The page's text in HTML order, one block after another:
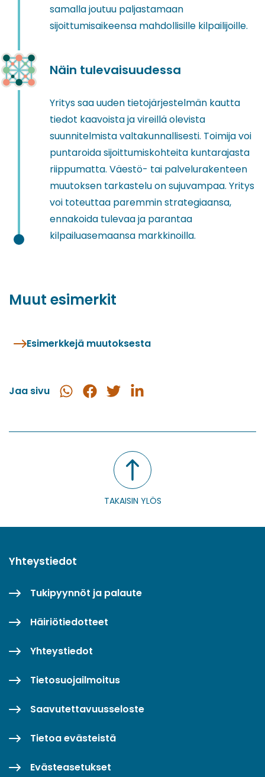
samalla joutuu paljastamaan
sijoittumisaikeensa mahdollisille kilpailijoille.
Näin tulevaisuudessa
Yritys saa uuden tietojärjestelmän kautta
tiedot kaavoista ja vireillä olevista
suunnitelmista valtakunnallisesti. Toimija voi
puntaroida sijoittumiskohteita kuntarajasta
riippumatta. Väestö- tai palvelurakenteen
muutoksen tarkastelu on sujuvampaa. Yritys
voi toteuttaa paremmin strategiaansa,
ennakoida tulevaa ja parantaa
kilpailuasemaansa markkinoilla.
Muut esimerkit
Esimerkkejä muutoksesta
Jaa sivu
Jaa
Jaa
Jaa
Jaa
TAKAISIN YLÖS
Yhteystiedot
Tukipyynnöt ja palaute
Häiriötiedotteet
Yhteystiedot
Tietosuojailmoitus
Saavutettavuusseloste
Tietoa evästeistä
Evästeasetukset